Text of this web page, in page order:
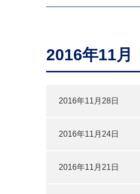
2016年11月
2016年11月28日
2016年11月24日
2016年11月21日